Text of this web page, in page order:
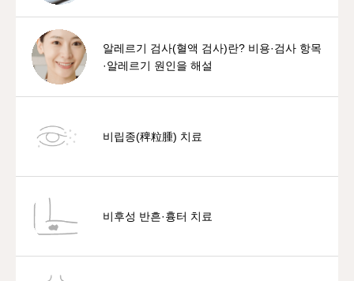
알레르기 검사(혈액 검사)란? 비용·검사 항목
·알레르기 원인을 해설
비립종(稗粒腫) 치료
비후성 반흔·흉터 치료